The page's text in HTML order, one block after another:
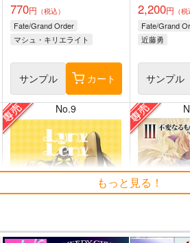
770円 （税込）
Fate/Grand Order
マシュ・キリエライト
サンプル カート
2,200円 （税
Fate/Grand
近藤勇
サンプル
No.9
もっと見る！